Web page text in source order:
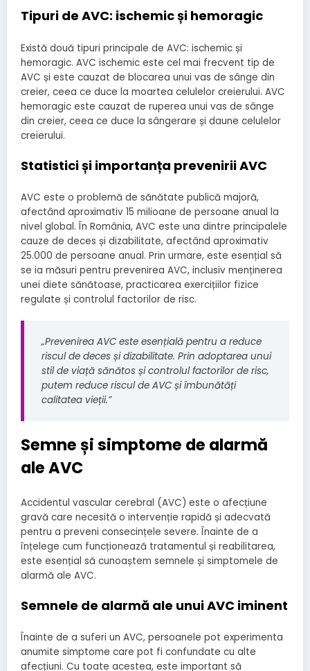
Tipuri de AVC: ischemic și hemoragic
Există două tipuri principale de AVC: ischemic și
hemoragic. AVC ischemic este cel mai frecvent tip de
AVC și este cauzat de blocarea unui vas de sânge din
creier, ceea ce duce la moartea celulelor creierului. AVC
hemoragic este cauzat de ruperea unui vas de sânge
din creier, ceea ce duce la sângerare și daune celulelor
creierului.
Statistici și importanța prevenirii AVC
AVC este o problemă de sănătate publică majoră,
afectând aproximativ 15 milioane de persoane anual la
nivel global. În România, AVC este una dintre principalele
cauze de deces și dizabilitate, afectând aproximativ
25.000 de persoane anual. Prin urmare, este esențial să
se ia măsuri pentru prevenirea AVC, inclusiv menținerea
unei diete sănătoase, practicarea exercițiilor fizice
regulate și controlul factorilor de risc.
„Prevenirea AVC este esențială pentru a reduce
riscul de deces și dizabilitate. Prin adoptarea unui
stil de viață sănătos și controlul factorilor de risc,
putem reduce riscul de AVC și îmbunătăți
calitatea vieții.”
Semne și simptome de alarmă
ale AVC
Accidentul vascular cerebral (AVC) este o afecțiune
gravă care necesită o intervenție rapidă și adecvată
pentru a preveni consecințele severe. Înainte de a
înțelege cum funcționează tratamentul și reabilitarea,
este esențial să cunoaștem semnele și simptomele de
alarmă ale AVC.
Semnele de alarmă ale unui AVC iminent
Înainte de a suferi un AVC, persoanele pot experimenta
anumite simptome care pot fi confundate cu alte
afecțiuni. Cu toate acestea, este important să